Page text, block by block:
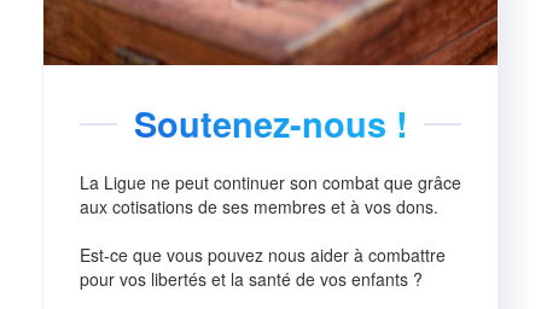
Soutenez-nous !
La Ligue ne peut continuer son combat que grâce
aux cotisations de ses membres et à vos dons.
Est-ce que vous pouvez nous aider à combattre
pour vos libertés et la santé de vos enfants ?